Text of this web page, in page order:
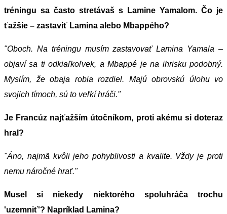
tréningu sa často stretávaš s Lamine Yamalom. Čo je
ťažšie – zastaviť Lamina alebo Mbappého?
"Oboch. Na tréningu musím zastavovať Lamina Yamala –
objaví sa ti odkiaľkoľvek, a Mbappé je na ihrisku podobný.
Myslím, že obaja robia rozdiel. Majú obrovskú úlohu vo
svojich tímoch, sú to veľkí hráči."
Je Francúz najťažším útočníkom, proti akému si doteraz
hral?
"Áno, najmä kvôli jeho pohyblivosti a kvalite. Vždy je proti
nemu náročné hrať."
Musel si niekedy niektorého spoluhráča trochu
'uzemniť'? Napríklad Lamina?